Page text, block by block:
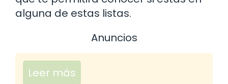
alguna de estas listas.
Anuncios
Leer más